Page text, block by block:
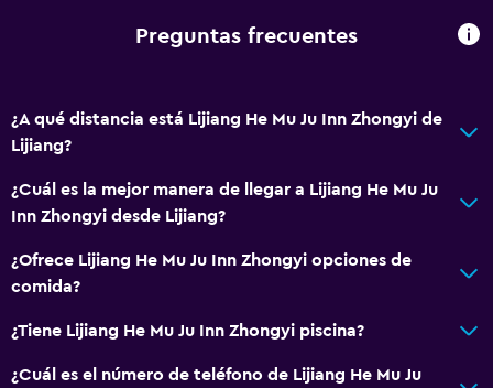
Preguntas frecuentes
¿A qué distancia está Lijiang He Mu Ju Inn Zhongyi de
Lijiang?
¿Cuál es la mejor manera de llegar a Lijiang He Mu Ju
Inn Zhongyi desde Lijiang?
¿Ofrece Lijiang He Mu Ju Inn Zhongyi opciones de
comida?
¿Tiene Lijiang He Mu Ju Inn Zhongyi piscina?
¿Cuál es el número de teléfono de Lijiang He Mu Ju